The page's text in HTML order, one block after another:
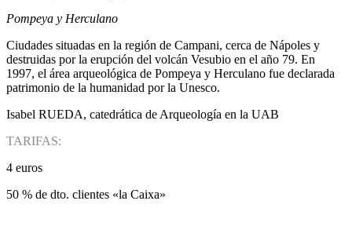
Pompeya y Herculano
Ciudades situadas en la región de Campani, cerca de Nápoles y
destruidas por la erupción del volcán Vesubio en el año 79. En
1997, el área arqueológica de Pompeya y Herculano fue declarada
patrimonio de la humanidad por la Unesco.
Isabel RUEDA, catedrática de Arqueología en la UAB
TARIFAS:
4 euros
50 % de dto. clientes «la Caixa»